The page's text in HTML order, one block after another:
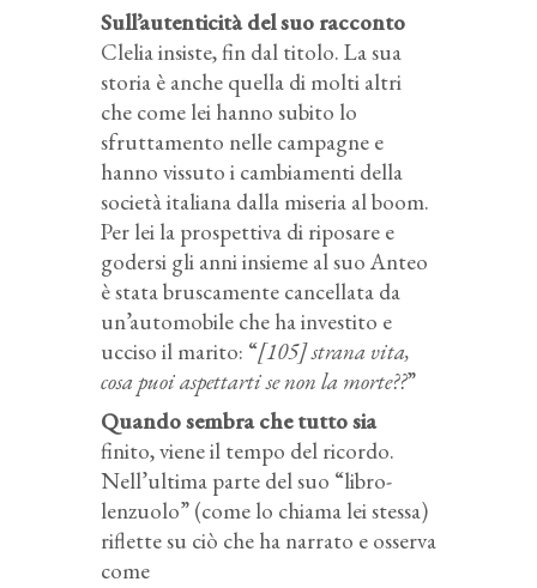
Sull’autenticità del suo racconto
Clelia insiste, fin dal titolo. La sua
storia è anche quella di molti altri
che come lei hanno subito lo
sfruttamento nelle campagne e
hanno vissuto i cambiamenti della
società italiana dalla miseria al boom.
Per lei la prospettiva di riposare e
godersi gli anni insieme al suo Anteo
è stata bruscamente cancellata da
un’automobile che ha investito e
ucciso il marito: “[105] strana vita,
cosa puoi aspettarti se non la morte??”
Quando sembra che tutto sia
finito, viene il tempo del ricordo.
Nell’ultima parte del suo “libro-
lenzuolo” (come lo chiama lei stessa)
riflette su ciò che ha narrato e osserva
come